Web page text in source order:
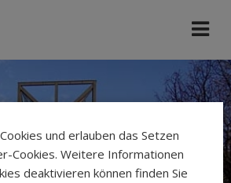
und erlauben das Setzen
Cookies. Weitere Informationen
deaktivieren können finden Sie